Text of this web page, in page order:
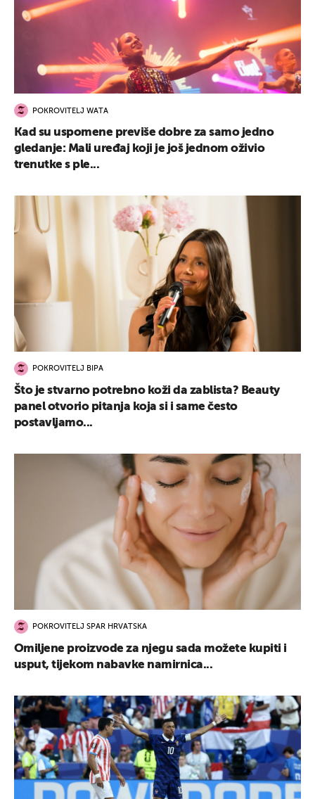
POKROVITELJ WATA
Kad su uspomene previše dobre za samo jedno
gledanje: Mali uređaj koji je još jednom oživio
trenutke s ple...
POKROVITELJ BIPA
Što je stvarno potrebno koži da zablista? Beauty
panel otvorio pitanja koja si i same često
postavljamo...
POKROVITELJ SPAR HRVATSKA
Omiljene proizvode za njegu sada možete kupiti i
usput, tijekom nabavke namirnica...